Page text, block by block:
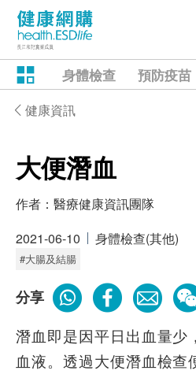
身體檢查 預防疫苗
健康資訊
大便潛血
作者： 醫療健康資訊團隊
2021-06-10
身體檢查(其他)
#大腸及結腸
分享
潛血即是因平日出血量少
血液。透過大便潛血檢查